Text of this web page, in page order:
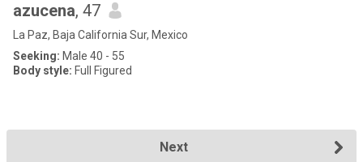
azucena, 47
La Paz, Baja California Sur, Mexico
Seeking: Male 40 - 55
Body style: Full Figured
Next